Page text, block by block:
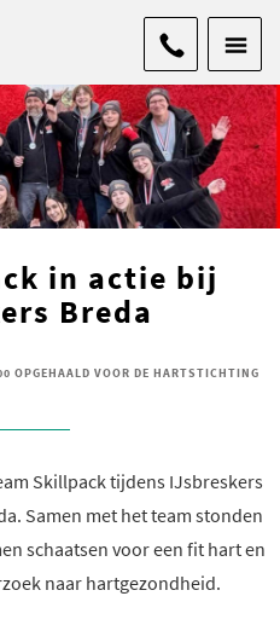
in actie bij
Breda
OPGEHAALD VOOR DE HARTSTICHTING
Skillpack tijdens IJsbreskers
Samen met het team stonden
schaatsen voor een fit hart en
naar hartgezondheid.